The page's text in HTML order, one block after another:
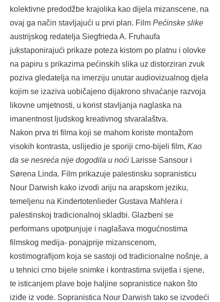
kolektivne predodžbe krajolika kao dijela mizanscene, na
ovaj ga način stavljajući u prvi plan. Film Pećinske slike
austrijskog redatelja Siegfrieda A. Fruhaufa
jukstaponirajući prikaze poteza kistom po platnu i olovke
na papiru s prikazima pećinskih slika uz distorziran zvuk
poziva gledatelja na imerziju unutar audiovizualnog djela
kojim se izaziva uobičajeno dijakrono shvaćanje razvoja
likovne umjetnosti, u korist stavljanja naglaska na
imanentnost ljudskog kreativnog stvaralaštva.
Nakon prva tri filma koji se mahom koriste montažom
visokih kontrasta, uslijedio je sporiji crno-bijeli film, Kao
da se nesreća nije dogodila u noći Larisse Sansour i
Sørena Linda. Film prikazuje palestinsku sopranisticu
Nour Darwish kako izvodi ariju na arapskom jeziku,
temeljenu na Kindertotenlieder Gustava Mahlera i
palestinskoj tradicionalnoj skladbi. Glazbeni se
performans upotpunjuje i naglašava mogućnostima
filmskog medija- ponajprije mizanscenom,
kostimografijom koja se sastoji od tradicionalne nošnje, a
u tehnici crno bijele snimke i kontrastima svijetla i sjene,
te isticanjem plave boje haljine sopranistice nakon što
iziđe iz vode. Sopranistica Nour Darwish tako se izvodeći